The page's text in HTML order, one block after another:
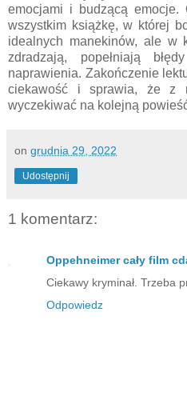
emocjami i budzącą emocje.
wszystkim książkę, w której
idealnych manekinów, ale w
zdradzają, popełniają
naprawienia. Zakończenie
ciekawość i sprawia, że z
wyczekiwać na kolejną
on grudnia 29, 2022
Udostępnij
1 komentarz:
Oppehneimer cały film
Ciekawy kryminał. Trzeba
Odpowiedz